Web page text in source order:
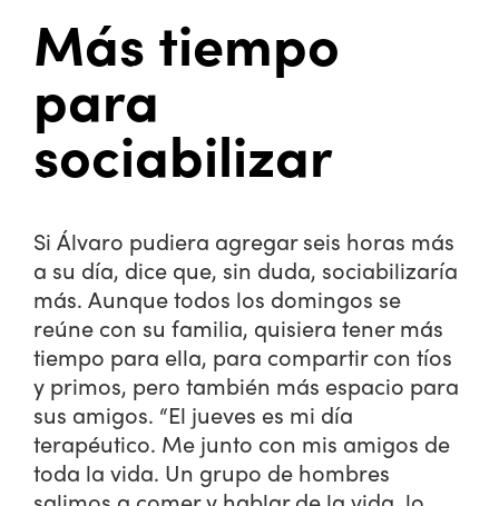
Más tiempo
para
sociabilizar
Si Álvaro pudiera agregar seis horas más
a su día, dice que, sin duda, sociabilizaría
más. Aunque todos los domingos se
reúne con su familia, quisiera tener más
tiempo para ella, para compartir con tíos
y primos, pero también más espacio para
sus amigos. “El jueves es mi día
terapéutico. Me junto con mis amigos de
toda la vida. Un grupo de hombres